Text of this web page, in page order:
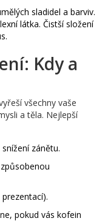
sladidel a barviv.
látka. Čistší složení
Kdy a
všechny vaše
a těla. Nejlepší
zánětu.
pokud vás kofein